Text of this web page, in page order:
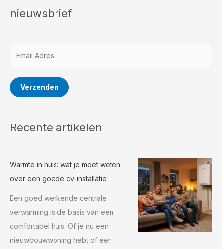
nieuwsbrief
Verzenden
Recente artikelen
Warmte in huis: wat je moet weten
over een goede cv-installatie
Een goed werkende centrale
verwarming is de basis van een
comfortabel huis. Of je nu een
nieuwbouwwoning hebt of een